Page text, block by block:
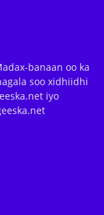
banaan oo ka
soo xidhiidhi
iyo